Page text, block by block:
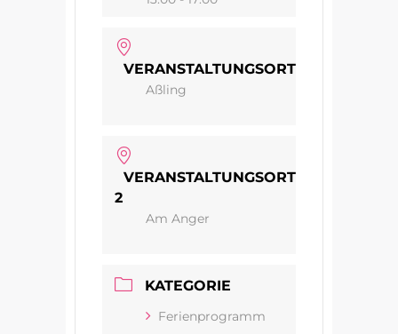
VERANSTALTUNGSORT
Aßling
VERANSTALTUNGSORT
2
Am Anger
KATEGORIE
Ferienprogramm